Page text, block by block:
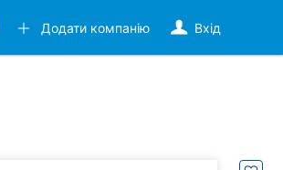
Вхід
Додати компанію